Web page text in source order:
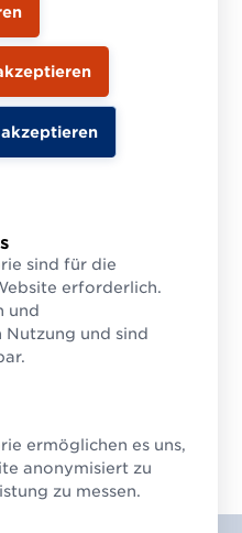
sind für die
erforderlich.
und
Nutzung und sind
ermöglichen es uns,
anonymisiert zu
zu messen.